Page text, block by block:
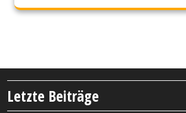
Letzte Beiträge